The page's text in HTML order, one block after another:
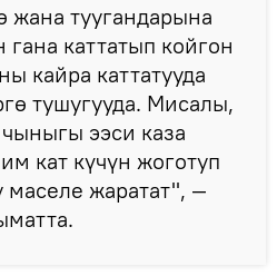
жана туугандарына
каттатып койгон
кайра каттатууда
тушугууда. Мисалы,
ээси каза
кат күчүн жоготуп
маселе жаратат", —